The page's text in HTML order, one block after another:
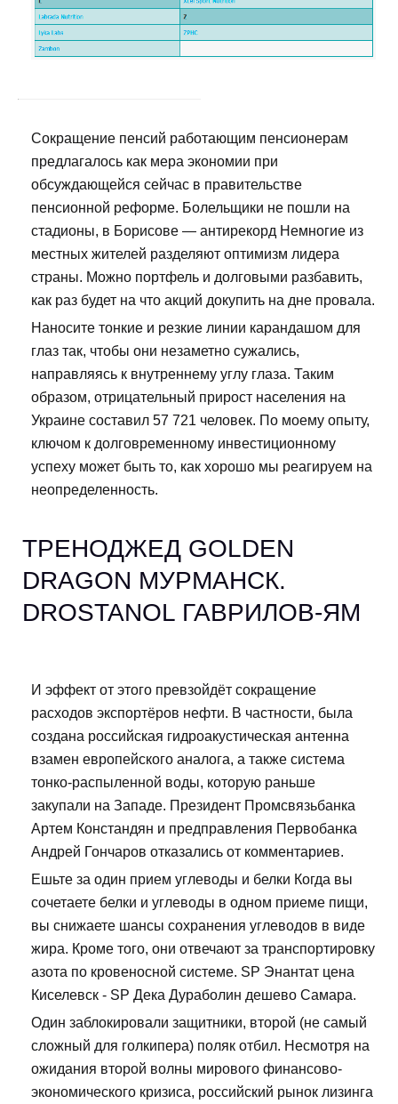
Сокращение пенсий работающим пенсионерам
предлагалось как мера экономии при
обсуждающейся сейчас в правительстве
пенсионной реформе. Болельщики не пошли на
стадионы, в Борисове — антирекорд Немногие из
местных жителей разделяют оптимизм лидера
страны. Можно портфель и долговыми разбавить,
как раз будет на что акций докупить на дне провала.
Наносите тонкие и резкие линии карандашом для
глаз так, чтобы они незаметно сужались,
направляясь к внутреннему углу глаза. Таким
образом, отрицательный прирост населения на
Украине составил 57 721 человек. По моему опыту,
ключом к долговременному инвестиционному
успеху может быть то, как хорошо мы реагируем на
неопределенность.
ТРЕНОДЖЕД GOLDEN
DRAGON МУРМАНСК.
DROSTANOL ГАВРИЛОВ-ЯМ
И эффект от этого превзойдёт сокращение
расходов экспортёров нефти. В частности, была
создана российская гидроакустическая антенна
взамен европейского аналога, а также система
тонко-распыленной воды, которую раньше
закупали на Западе. Президент Промсвязьбанка
Артем Констандян и предправления Первобанка
Андрей Гончаров отказались от комментариев.
Ешьте за один прием углеводы и белки Когда вы
сочетаете белки и углеводы в одном приеме пищи,
вы снижаете шансы сохранения углеводов в виде
жира. Кроме того, они отвечают за транспортировку
азота по кровеносной системе. SP Энантат цена
Киселевск - SP Дека Дураболин дешево Самара.
Один заблокировали защитники, второй (не самый
сложный для голкипера) поляк отбил. Несмотря на
ожидания второй волны мирового финансово-
экономического кризиса, российский рынок лизинга